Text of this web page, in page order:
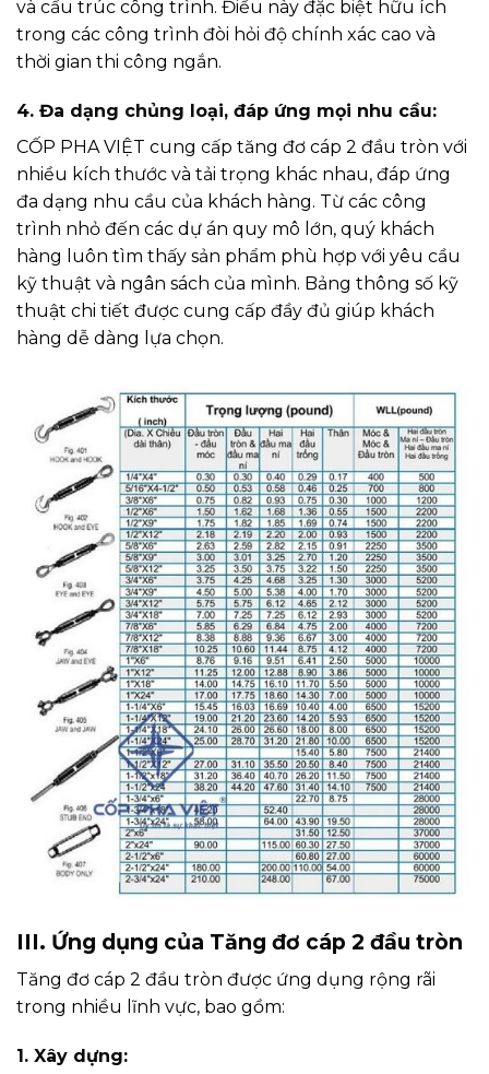
và cấu trúc công trình. Điều này đặc biệt hữu ích
trong các công trình đòi hỏi độ chính xác cao và
thời gian thi công ngắn.
4. Đa dạng chủng loại, đáp ứng mọi nhu cầu:
CỐP PHA VIỆT cung cấp tăng đơ cáp 2 đầu tròn với
nhiều kích thước và tải trọng khác nhau, đáp ứng
đa dạng nhu cầu của khách hàng. Từ các công
trình nhỏ đến các dự án quy mô lớn, quý khách
hàng luôn tìm thấy sản phẩm phù hợp với yêu cầu
kỹ thuật và ngân sách của mình. Bảng thông số kỹ
thuật chi tiết được cung cấp đầy đủ giúp khách
hàng dễ dàng lựa chọn.
III. Ứng dụng của Tăng đơ cáp 2 đầu tròn
Tăng đơ cáp 2 đầu tròn được ứng dụng rộng rãi
trong nhiều lĩnh vực, bao gồm:
1. Xây dựng: